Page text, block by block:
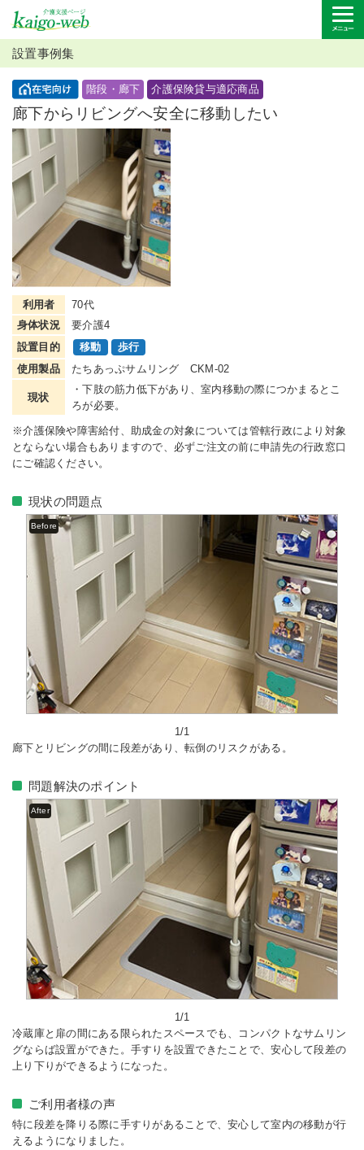
設置事例集
階段・廊下 介護保険貸与適応商品
廊下からリビングへ安全に移動したい
利用者
70代
身体状況
要介護4
設置目的
移動
歩行
使用製品
たちあっぷサムリング CKM-02
現状
・下肢の筋力低下があり、室内移動の際につかまるとこ
ろが必要。
※介護保険や障害給付、助成金の対象については管轄行政により対象
とならない場合もありますので、必ずご注文の前に申請先の行政窓口
にご確認ください。
現状の問題点
Before
1/1
廊下とリビングの間に段差があり、転倒のリスクがある。
問題解決のポイント
After
1/1
冷蔵庫と扉の間にある限られたスペースでも、コンパクトなサムリン
グならば設置ができた。手すりを設置できたことで、安心して段差の
上り下りができるようになった。
ご利用者様の声
特に段差を降りる際に手すりがあることで、安心して室内の移動が行
えるようになりました。